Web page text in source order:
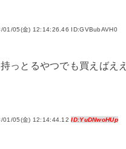
01/05(金) 12:14:26.46 ID:GVBubAVH0
っとるやつでも買えばええ
01/05(金) 12:14:44.12ID:YuDNwoHUp